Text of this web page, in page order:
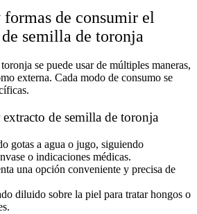
formas de consumir el
semilla de toronja
se puede usar de múltiples maneras,
externa. Cada modo de consumo se
de semilla de toronja
gotas a agua o jugo, siguiendo
o indicaciones médicas.
una opción conveniente y precisa de
diluido sobre la piel para tratar hongos o